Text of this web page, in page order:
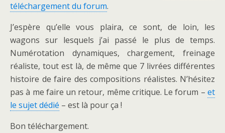
téléchargement du forum.
J’espère qu’elle vous plaira, ce sont, de loin, les
wagons sur lesquels j’ai passé le plus de temps.
Numérotation dynamiques, chargement, freinage
réaliste, tout est là, de même que 7 livrées différentes
histoire de faire des compositions réalistes. N’hésitez
pas à me faire un retour, même critique. Le forum – et
le sujet dédié – est là pour ça !
Bon téléchargement.